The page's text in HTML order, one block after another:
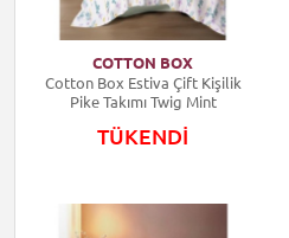
COTTON BOX
Cotton Box Estiva Çift Kişilik
Pike Takımı Twig Mint
TÜKENDİ